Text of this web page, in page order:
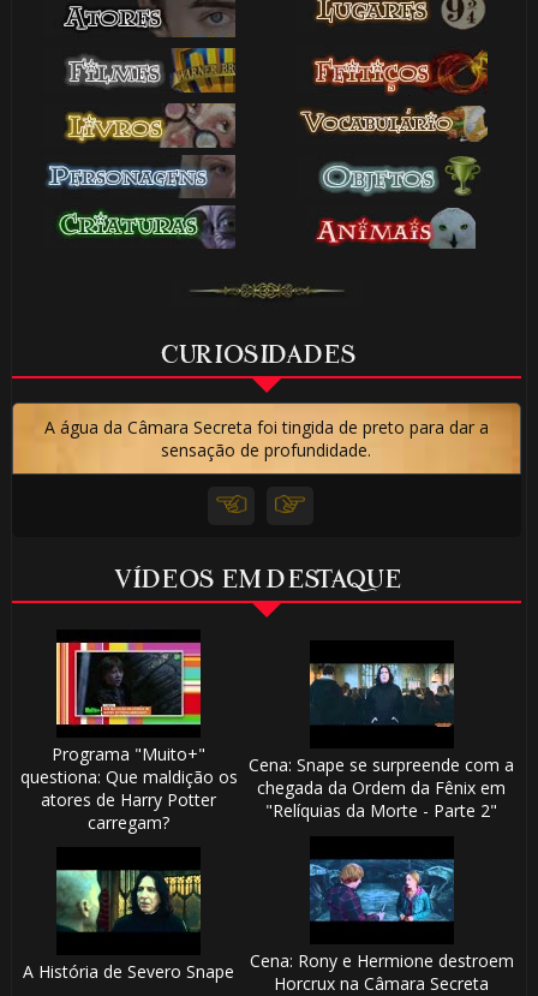
CURIOSIDADES
A água da Câmara Secreta foi tingida de preto para dar a
sensação de profundidade.
VÍDEOS EM DESTAQUE
Programa "Muito+"
questiona: Que maldição os
atores de Harry Potter
carregam?
Cena: Snape se surpreende com a
chegada da Ordem da Fênix em
"Relíquias da Morte - Parte 2"
A História de Severo Snape
Cena: Rony e Hermione destroem
Horcrux na Câmara Secreta